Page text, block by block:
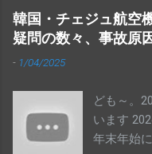
とも、こ
しなかっ
if you like
this
the left
also fun
translate
puts on
ールしち
レイなど
にゴール
韓国・チェジュ航空
疑問の数々、事故原
- 1/04/2025
ども～。
います
年末年始